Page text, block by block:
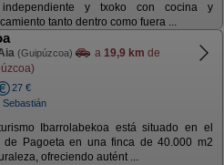
y txoko con cocina y
tanto dentro como fuera ...
(Guipúzcoa) a 19,9 km de
27 €
Sebastián
Ibarrolabekoa está situado en el
de Pagoeta en una finca de 40.000 m2
ofreciendo autént ...